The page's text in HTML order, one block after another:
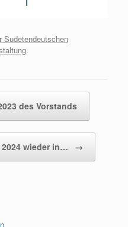
Sudetendeutschen
.
des Vorstands
wieder in… →